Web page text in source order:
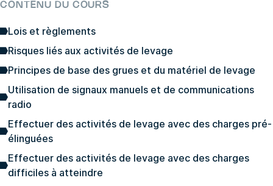
CONTENU DU COURS
Lois et règlements
Risques liés aux activités de levage
Principes de base des grues et du matériel de levage
Utilisation de signaux manuels et de communications
radio
Effectuer des activités de levage avec des charges pré-
élinguées
Effectuer des activités de levage avec des charges
difficiles à atteindre